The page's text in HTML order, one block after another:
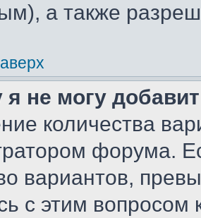
а также
не могу
количества
форума.
вариантов,
с этим вопросом